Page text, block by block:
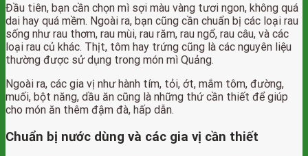
Đầu tiên, bạn cần chọn mì sợi màu vàng tươi ngon, không quá
dai hay quá mềm. Ngoài ra, bạn cũng cần chuẩn bị các loại rau
sống như rau thơm, rau mùi, rau răm, rau ngổ, rau câu, và các
loại rau củ khác. Thịt, tôm hay trứng cũng là các nguyên liệu
thường được sử dụng trong món mì Quảng.
Ngoài ra, các gia vị như hành tím, tỏi, ớt, mắm tôm, đường,
muối, bột năng, dầu ăn cũng là những thứ cần thiết để giúp
cho món ăn thêm đậm đà, hấp dẫn.
Chuẩn bị nước dùng và các gia vị cần thiết